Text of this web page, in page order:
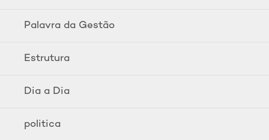
Palavra da Gestão
Estrutura
Dia a Dia
politica